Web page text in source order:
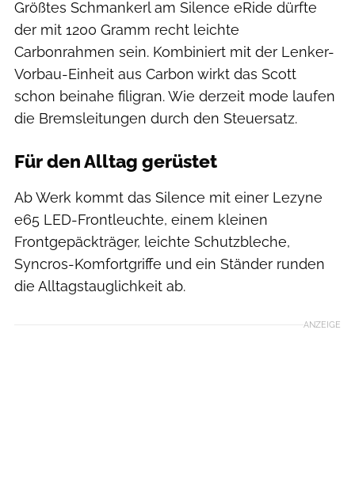
Größtes Schmankerl am Silence eRide dürfte
der mit 1200 Gramm recht leichte
Carbonrahmen sein. Kombiniert mit der Lenker-
Vorbau-Einheit aus Carbon wirkt das Scott
schon beinahe filigran. Wie derzeit mode laufen
die Bremsleitungen durch den Steuersatz.
Für den Alltag gerüstet
Ab Werk kommt das Silence mit einer Lezyne
e65 LED-Frontleuchte, einem kleinen
Frontgepäckträger, leichte Schutzbleche,
Syncros-Komfortgriffe und ein Ständer runden
die Alltagstauglichkeit ab.
ANZEIGE